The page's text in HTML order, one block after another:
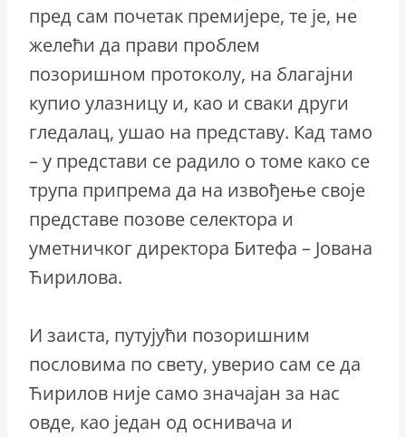
пред сам почетак премијере, те је, не
желећи да прави проблем
позоришном протоколу, на благајни
купио улазницу и, као и сваки други
гледалац, ушао на представу. Кад тамо
– у представи се радило о томе како се
трупа припрема да на извођење своје
представе позове селектора и
уметничког директора Битефа – Јована
Ћирилова.
И заиста, путујући позоришним
пословима по свету, уверио сам се да
Ћирилов није само значајан за нас
овде, као један од оснивача и